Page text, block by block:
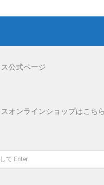
公式ページ
オンラインショップはこちら